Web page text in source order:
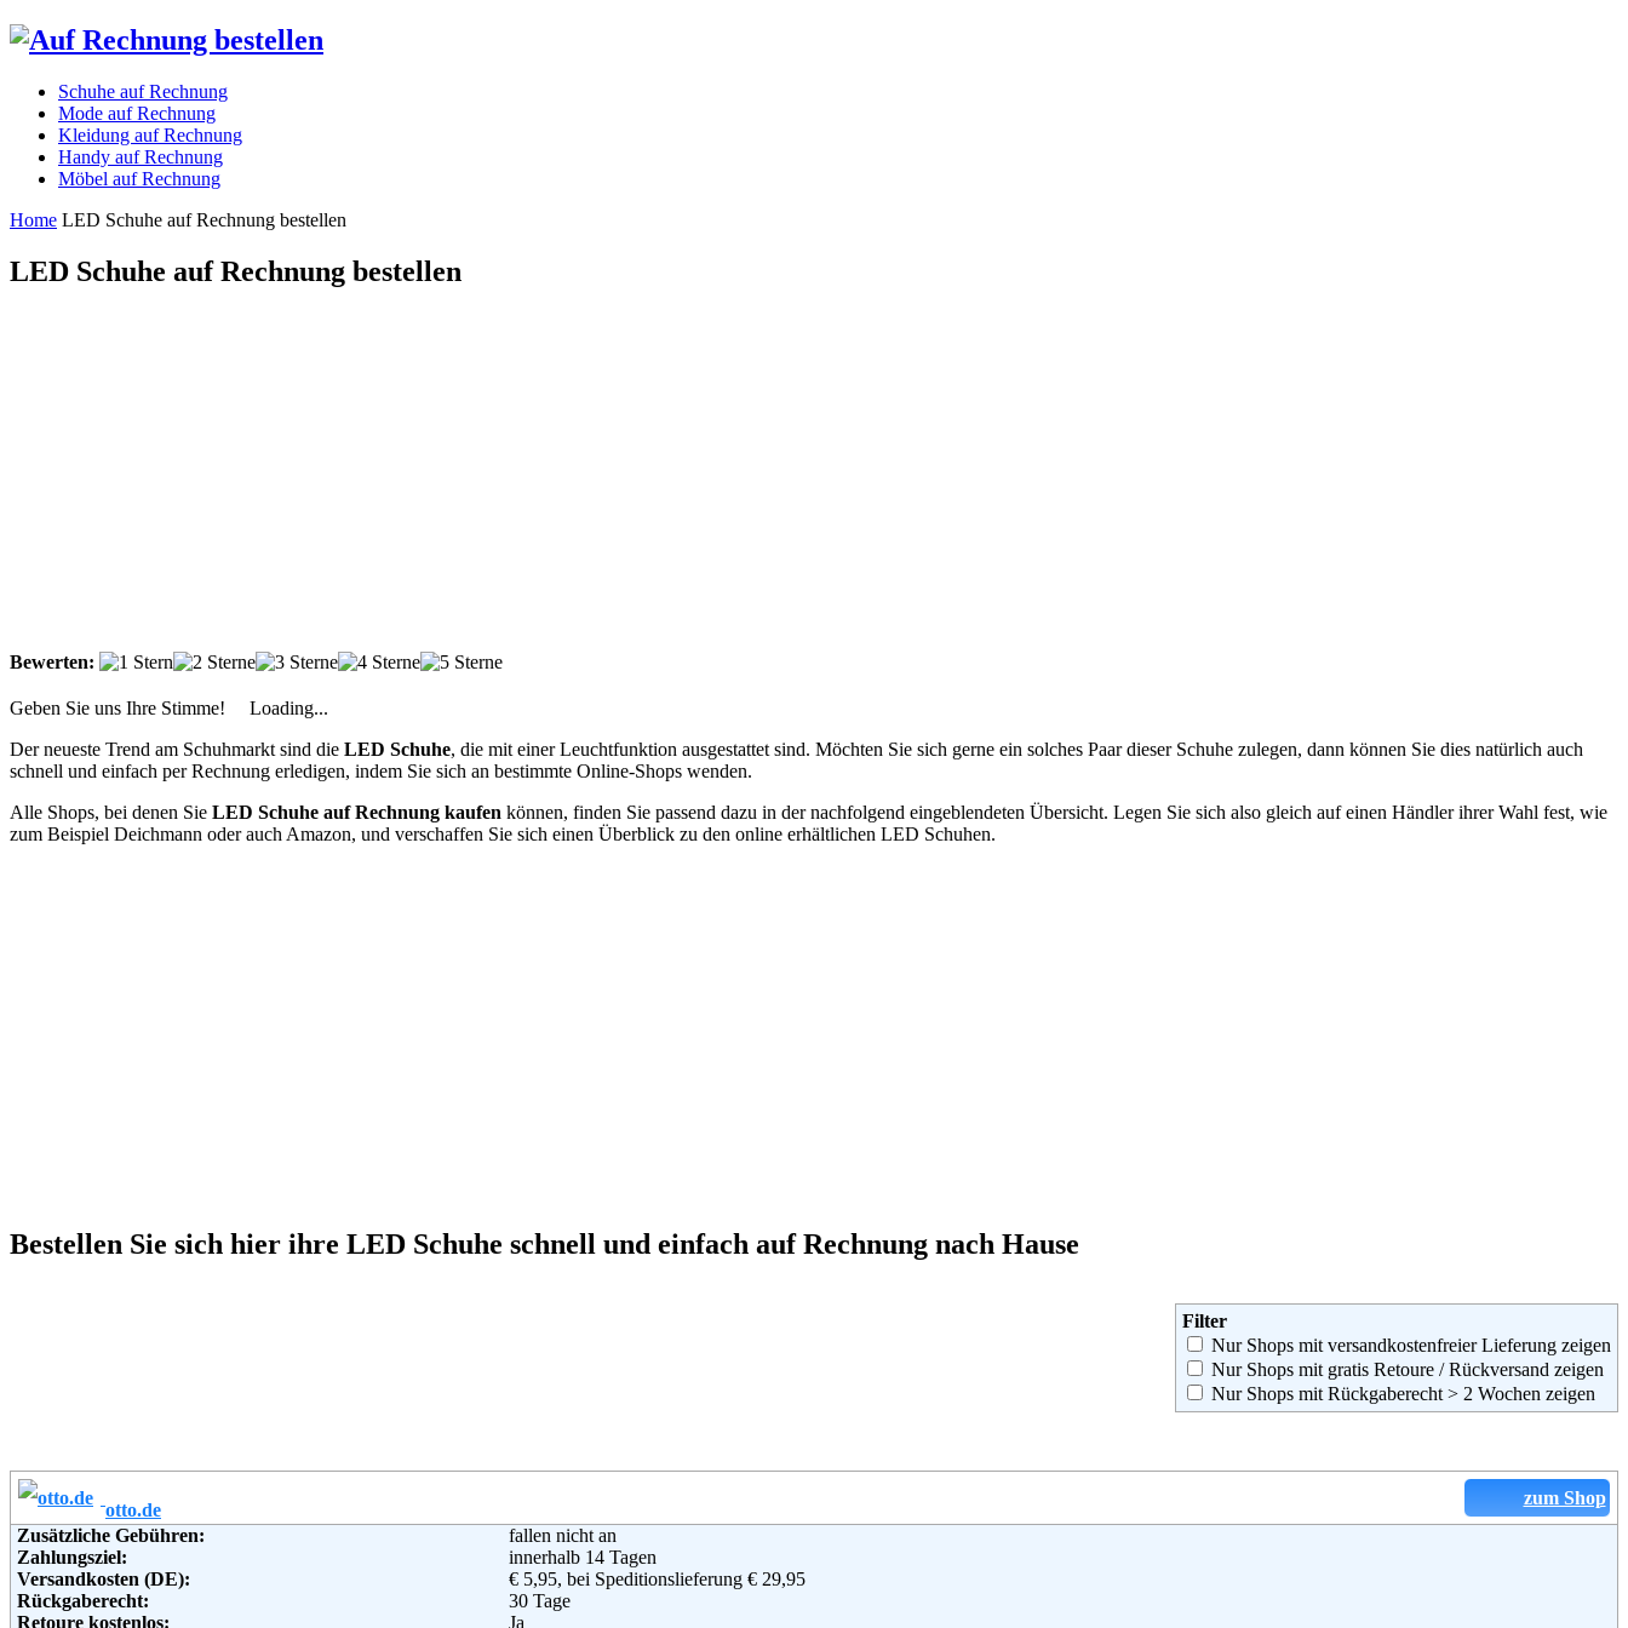
Schuhe auf Rechnung
Mode auf Rechnung
Kleidung auf Rechnung
Handy auf Rechnung
Möbel auf Rechnung
Home LED Schuhe auf Rechnung bestellen
LED Schuhe auf Rechnung bestellen
Bewerten:
Geben Sie uns Ihre Stimme!
Loading...
Der neueste Trend am Schuhmarkt sind die LED Schuhe, die mit einer Leuchtfunktion ausgestattet sind. Möchten Sie sich gerne ein solches Paar dieser Schuhe zulegen, dann können Sie dies natürlich auch
schnell und einfach per Rechnung erledigen, indem Sie sich an bestimmte Online-Shops wenden.
Alle Shops, bei denen Sie LED Schuhe auf Rechnung kaufen können, finden Sie passend dazu in der nachfolgend eingeblendeten Übersicht. Legen Sie sich also gleich auf einen Händler ihrer Wahl fest, wie
zum Beispiel Deichmann oder auch Amazon, und verschaffen Sie sich einen Überblick zu den online erhältlichen LED Schuhen.
Bestellen Sie sich hier ihre LED Schuhe schnell und einfach auf Rechnung nach Hause
Filter
Nur Shops mit versandkostenfreier Lieferung zeigen
Nur Shops mit gratis Retoure / Rückversand zeigen
Nur Shops mit Rückgaberecht > 2 Wochen zeigen
zum Shop
otto.de
Zusätzliche Gebühren:
fallen nicht an
Zahlungsziel:
innerhalb 14 Tagen
Versandkosten (DE):
€ 5,95, bei Speditionslieferung € 29,95
Rückgaberecht:
30 Tage
Retoure kostenlos:
Ja